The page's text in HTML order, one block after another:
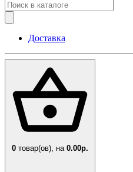
Доставка
0 товар(ов), на 0.00р.